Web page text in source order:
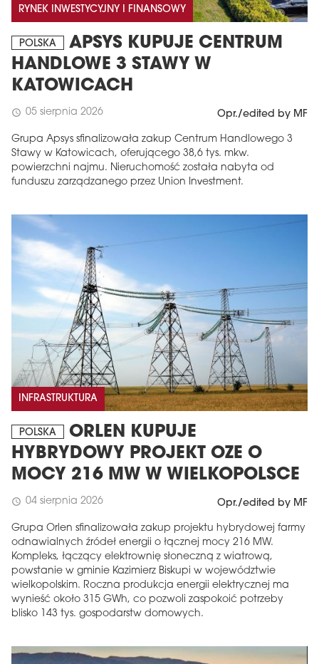
RYNEK INWESTYCYJNY I FINANSOWY
POLSKA
APSYS KUPUJE CENTRUM
HANDLOWE 3 STAWY W
KATOWICACH
schedule 05 sierpnia 2026 Opr./edited by MF
Grupa Apsys sfinalizowała zakup Centrum Handlowego 3
Stawy w Katowicach, oferującego 38,6 tys. mkw.
powierzchni najmu. Nieruchomość została nabyta od
funduszu zarządzanego przez Union Investment.
INFRASTRUKTURA
POLSKA
ORLEN KUPUJE
HYBRYDOWY PROJEKT OZE O
MOCY 216 MW W WIELKOPOLSCE
schedule 04 sierpnia 2026 Opr./edited by MF
Grupa Orlen sfinalizowała zakup projektu hybrydowej farmy
odnawialnych źródeł energii o łącznej mocy 216 MW.
Kompleks, łączący elektrownię słoneczną z wiatrową,
powstanie w gminie Kazimierz Biskupi w województwie
wielkopolskim. Roczna produkcja energii elektrycznej ma
wynieść około 315 GWh, co pozwoli zaspokoić potrzeby
blisko 143 tys. gospodarstw domowych.